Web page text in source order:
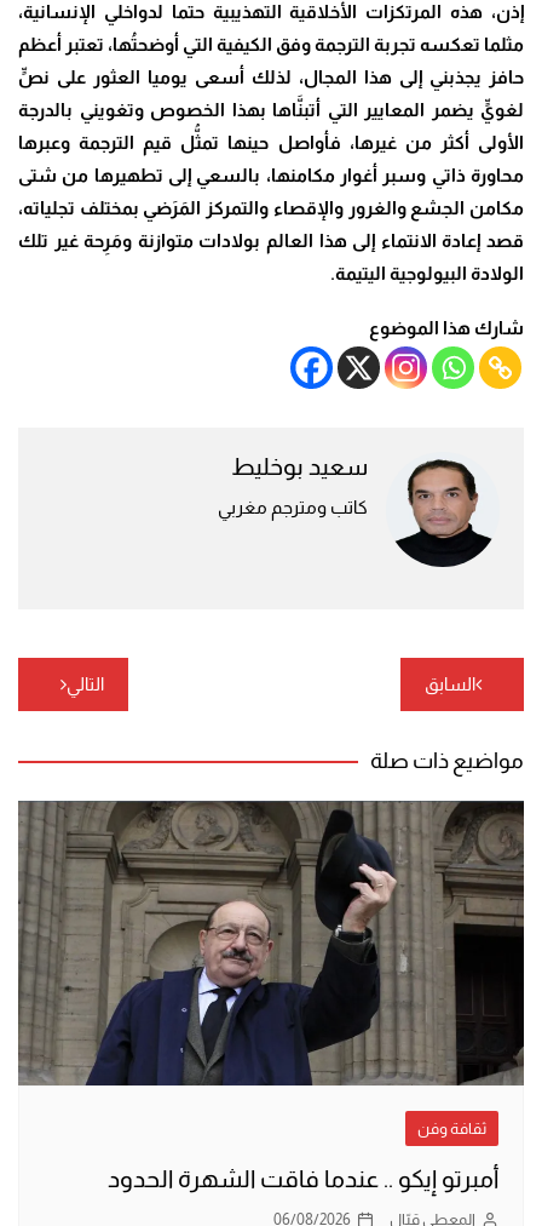
إذن، هذه المرتكزات الأخلاقية التهذيبية حتما لدواخلي الإنسانية،
مثلما تعكسه تجربة الترجمة وفق الكيفية التي أوضحتُها، تعتبر أعظم
حافز يجذبني إلى هذا المجال، لذلك أسعى يوميا العثور على نصٍّ
لغويٍّ يضمر المعايير التي أتبنَّاها بهذا الخصوص وتغويني بالدرجة
الأولى أكثر من غيرها، فأواصل حينها تمثُّل قيم الترجمة وعبرها
محاورة ذاتي وسبر أغوار مكامنها، بالسعي إلى تطهيرها من شتى
مكامن الجشع والغرور والإقصاء والتمركز المَرَضي بمختلف تجلياته،
قصد إعادة الانتماء إلى هذا العالم بولادات متوازنة ومَرِحة غير تلك
الولادة البيولوجية اليتيمة.
شارك هذا الموضوع
سعيد بوخليط
كاتب ومترجم مغربي
تصفّح
المقالات
السابق التالي
مواضيع ذات صلة
ثقافة وفن
أمبرتو إيكو .. عندما فاقت الشهرة الحدود
المعطي قبّال 06/08/2026